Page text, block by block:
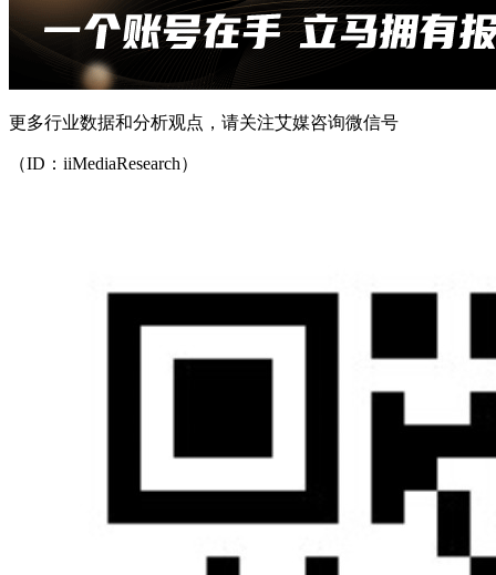
更多行业数据和分析观点，请关注艾媒咨询微信号
（ID：iiMediaResearch）